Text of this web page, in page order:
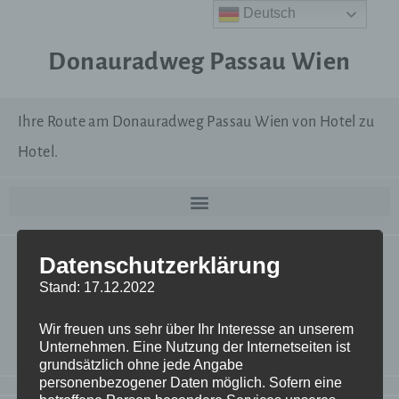
Donauradweg Passau Wien
Ihre Route am Donauradweg Passau Wien von Hotel zu
Hotel.
Zum Navigieren diese Seite im Smartphone öffnen und
„In App öffnen“ anklicken. Sollte die Outdooractive App
noch nicht auf Ihrem Gerät installiert sein, werden Sie
zum entsprechenden App Store weitergeleitet.
Deutsch
Datenschutzerklärung
Stand: 17.12.2022
Wir freuen uns sehr über Ihr Interesse an unserem
Unternehmen. Eine Nutzung der Internetseiten ist
grundsätzlich ohne jede Angabe
personenbezogener Daten möglich. Sofern eine